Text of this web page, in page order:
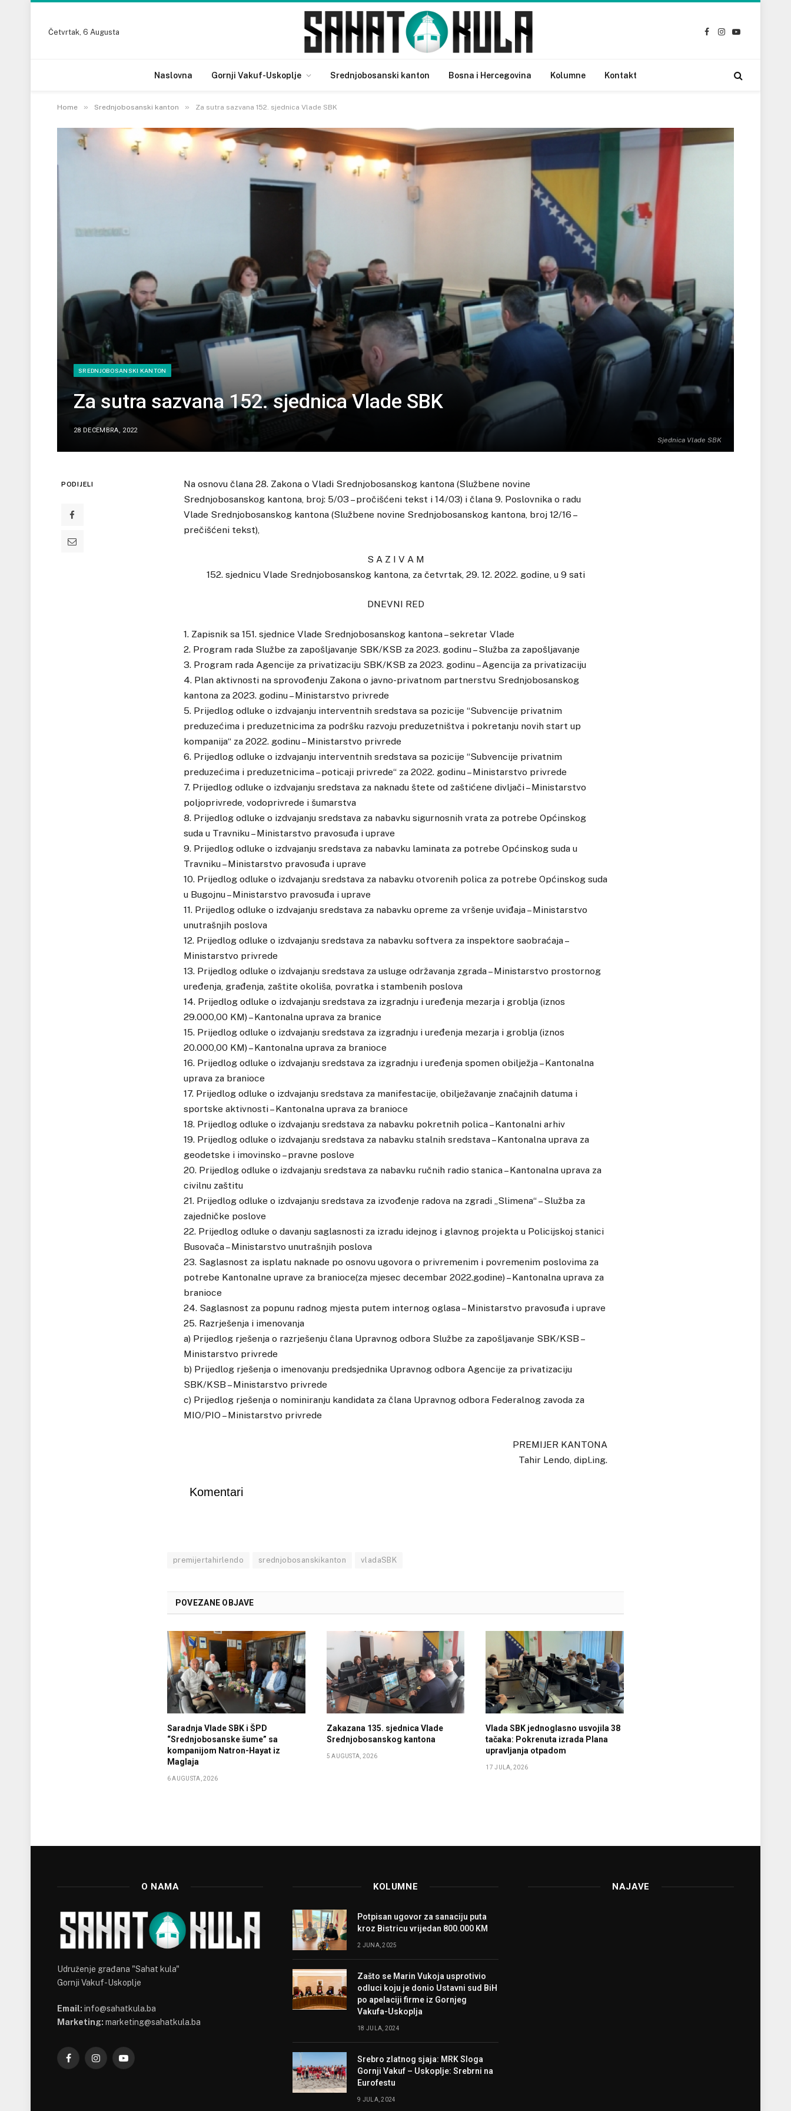
Četvrtak, 6 Augusta
Facebook
Instagram
YouTube
Naslovna Gornji Vakuf-Uskoplje Srednjobosanski kanton Bosna i Hercegovina Kolumne Kontakt
Home » Srednjobosanski kanton » Za sutra sazvana 152. sjednica Vlade SBK
Sjednica Vlade SBK
SREDNJOBOSANSKI KANTON
Za sutra sazvana 152. sjednica Vlade SBK
28 DECEMBRA, 2022
PODIJELI
Na osnovu člana 28. Zakona o Vladi Srednjobosanskog kantona (Službene novine
Srednjobosanskog kantona, broj: 5/03 – pročišćeni tekst i 14/03) i člana 9. Poslovnika o radu
Vlade Srednjobosanskog kantona (Službene novine Srednjobosanskog kantona, broj 12/16 –
prečišćeni tekst),
S A Z I V A M
152. sjednicu Vlade Srednjobosanskog kantona, za četvrtak, 29. 12. 2022. godine, u 9 sati
DNEVNI RED
1. Zapisnik sa 151. sjednice Vlade Srednjobosanskog kantona – sekretar Vlade
2. Program rada Službe za zapošljavanje SBK/KSB za 2023. godinu – Služba za zapošljavanje
3. Program rada Agencije za privatizaciju SBK/KSB za 2023. godinu – Agencija za privatizaciju
4. Plan aktivnosti na sprovođenju Zakona o javno-privatnom partnerstvu Srednjobosanskog
kantona za 2023. godinu – Ministarstvo privrede
5. Prijedlog odluke o izdvajanju interventnih sredstava sa pozicije “Subvencije privatnim
preduzećima i preduzetnicima za podršku razvoju preduzetništva i pokretanju novih start up
kompanija“ za 2022. godinu – Ministarstvo privrede
6. Prijedlog odluke o izdvajanju interventnih sredstava sa pozicije “Subvencije privatnim
preduzećima i preduzetnicima – poticaji privrede“ za 2022. godinu – Ministarstvo privrede
7. Prijedlog odluke o izdvajanju sredstava za naknadu štete od zaštićene divljači – Ministarstvo
poljoprivrede, vodoprivrede i šumarstva
8. Prijedlog odluke o izdvajanju sredstava za nabavku sigurnosnih vrata za potrebe Općinskog
suda u Travniku – Ministarstvo pravosuđa i uprave
9. Prijedlog odluke o izdvajanju sredstava za nabavku laminata za potrebe Općinskog suda u
Travniku – Ministarstvo pravosuđa i uprave
10. Prijedlog odluke o izdvajanju sredstava za nabavku otvorenih polica za potrebe Općinskog suda
u Bugojnu – Ministarstvo pravosuđa i uprave
11. Prijedlog odluke o izdvajanju sredstava za nabavku opreme za vršenje uviđaja – Ministarstvo
unutrašnjih poslova
12. Prijedlog odluke o izdvajanju sredstava za nabavku softvera za inspektore saobraćaja –
Ministarstvo privrede
13. Prijedlog odluke o izdvajanju sredstava za usluge održavanja zgrada – Ministarstvo prostornog
uređenja, građenja, zaštite okoliša, povratka i stambenih poslova
14. Prijedlog odluke o izdvajanju sredstava za izgradnju i uređenja mezarja i groblja (iznos
29.000,00 KM) – Kantonalna uprava za branice
15. Prijedlog odluke o izdvajanju sredstava za izgradnju i uređenja mezarja i groblja (iznos
20.000,00 KM) – Kantonalna uprava za branioce
16. Prijedlog odluke o izdvajanju sredstava za izgradnju i uređenja spomen obilježja – Kantonalna
uprava za branioce
17. Prijedlog odluke o izdvajanju sredstava za manifestacije, obilježavanje značajnih datuma i
sportske aktivnosti – Kantonalna uprava za branioce
18. Prijedlog odluke o izdvajanju sredstava za nabavku pokretnih polica – Kantonalni arhiv
19. Prijedlog odluke o izdvajanju sredstava za nabavku stalnih sredstava – Kantonalna uprava za
geodetske i imovinsko – pravne poslove
20. Prijedlog odluke o izdvajanju sredstava za nabavku ručnih radio stanica – Kantonalna uprava za
civilnu zaštitu
21. Prijedlog odluke o izdvajanju sredstava za izvođenje radova na zgradi „Slimena“ – Služba za
zajedničke poslove
22. Prijedlog odluke o davanju saglasnosti za izradu idejnog i glavnog projekta u Policijskoj stanici
Busovača – Ministarstvo unutrašnjih poslova
23. Saglasnost za isplatu naknade po osnovu ugovora o privremenim i povremenim poslovima za
potrebe Kantonalne uprave za branioce(za mjesec decembar 2022.godine) – Kantonalna uprava za
branioce
24. Saglasnost za popunu radnog mjesta putem internog oglasa – Ministarstvo pravosuđa i uprave
25. Razrješenja i imenovanja
a) Prijedlog rješenja o razrješenju člana Upravnog odbora Službe za zapošljavanje SBK/KSB –
Ministarstvo privrede
b) Prijedlog rješenja o imenovanju predsjednika Upravnog odbora Agencije za privatizaciju
SBK/KSB – Ministarstvo privrede
c) Prijedlog rješenja o nominiranju kandidata za člana Upravnog odbora Federalnog zavoda za
MIO/PIO – Ministarstvo privrede
PREMIJER KANTONA
Tahir Lendo, dipl.ing.
Komentari
premijertahirlendo srednjobosanskikanton vladaSBK
POVEZANE OBJAVE
Saradnja Vlade SBK i ŠPD
“Srednjobosanske šume” sa
kompanijom Natron-Hayat iz
Maglaja
6 AUGUSTA, 2026
Zakazana 135. sjednica Vlade
Srednjobosanskog kantona
5 AUGUSTA, 2026
Vlada SBK jednoglasno usvojila 38
tačaka: Pokrenuta izrada Plana
upravljanja otpadom
17 JULA, 2026
O NAMA
Udruženje građana "Sahat kula"
Gornji Vakuf-Uskoplje
Email: info@sahatkula.ba
Marketing: marketing@sahatkula.ba
FacebookInstagramYouTube
KOLUMNE
Potpisan ugovor za sanaciju puta
kroz Bistricu vrijedan 800.000 KM
2 JUNA, 2025
Zašto se Marin Vukoja usprotivio
odluci koju je donio Ustavni sud BiH
po apelaciji firme iz Gornjeg
Vakufa-Uskoplja
18 JULA, 2024
Srebro zlatnog sjaja: MRK Sloga
Gornji Vakuf – Uskoplje: Srebrni na
Eurofestu
9 JULA, 2024
NAJAVE